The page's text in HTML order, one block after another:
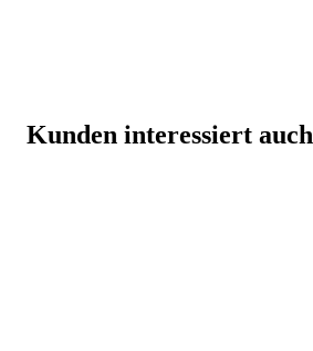
Kunden interessiert auch